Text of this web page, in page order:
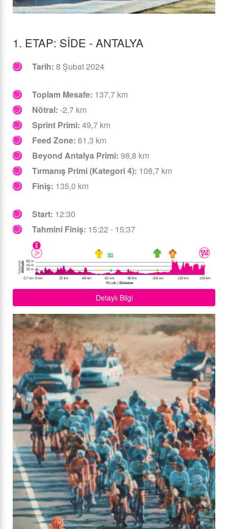
1. ETAP: SIDE - ANTALYA
Tarih: 8 Şubat 2024
Toplam Mesafe: 137,7 km
Nötral: -2,7 km
Sprint Primi: 49,7 km
Feed Zone: 61,3 km
Beyond Antalya Primi: 98,8 km
Tırmanış Primi (Kategori 4): 108,7 km
Finiş: 135,0 km
Start: 12:30
Tahmini Finiş: 15:22 - 15:37
Detaylı Bilgi